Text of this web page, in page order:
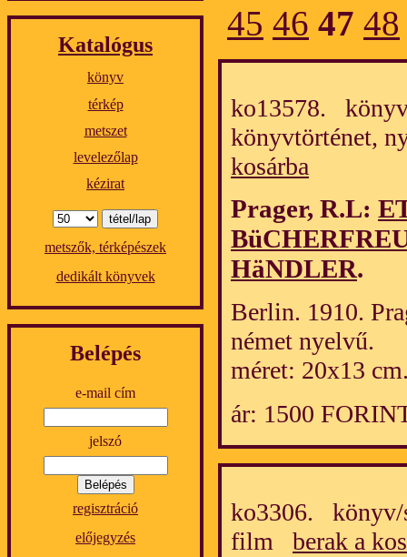
Katalógus
könyv
térkép
metszet
levelezőlap
kézirat
metszők, térképészek
dedikált könyvek
Belépés
e-mail cím
jelszó
regisztráció
előjegyzés
45 46 47 48
ko13578.
könyvtörténet,
kosárba
Prager, R.L:
HäNDLER.
Berlin. 1910.
német nyelvű.
méret: 20x13
ár: 1500
ko3306. könyv/
film berak a